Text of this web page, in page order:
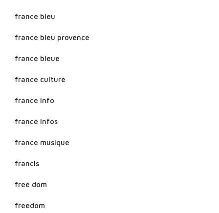
france bleu
france bleu provence
france bleue
france culture
france info
france infos
france musique
francis
free dom
freedom